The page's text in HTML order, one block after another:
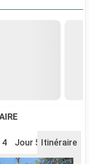
4 Jour 5 Jour 6
Itinéraire